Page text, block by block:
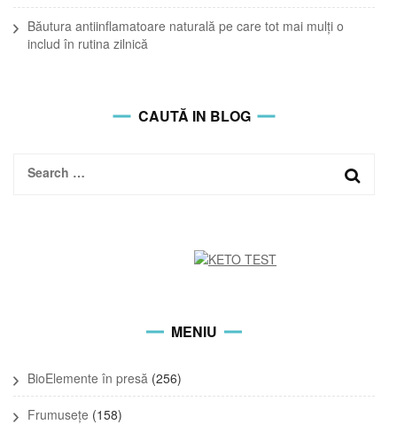
Băutura antiinflamatoare naturală pe care tot mai mulți o
includ în rutina zilnică
CAUTĂ IN BLOG
Search
MENIU
BioElemente în presă (256)
Frumusețe (158)